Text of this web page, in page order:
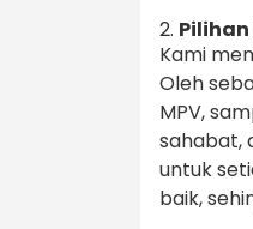
2. Pilihan
Kami
Oleh
MPV,
sahabat,
untuk
baik,